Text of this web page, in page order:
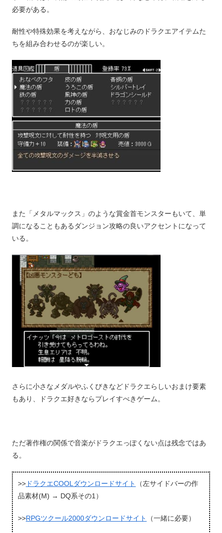
必要がある。
耐性や特殊効果を考えながら、おなじみのドラクエアイテムた
ちを組み合わせるのが楽しい。
また「メタルマックス」のような賞金首モンスターもいて、単
調になることもあるダンジョン攻略の良いアクセントになって
いる。
さらに小さなメダルやふくびきなどドラクエらしいおまけ要素
もあり、ドラクエ好きならプレイすべきゲーム。
ただ著作権の関係で音楽がドラクエっぽくない点は残念ではあ
る。
>> ドラクエCOOLダウンロードサイト
（左サイドバーの作
品素材(M) → DQ系その1）
>>RPGツクール2000ダウンロードサイト （一緒に必要）